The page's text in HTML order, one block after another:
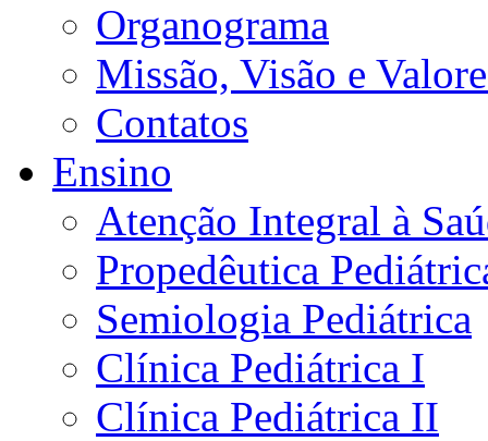
Organograma
Missão, Visão e
Contatos
Ensino
Atenção Integral à
Propedêutica
Semiologia Pediátrica
Clínica Pediátrica I
Clínica Pediátrica II